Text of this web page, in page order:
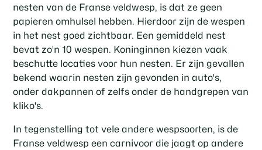
nesten van de Franse veldwesp, is dat ze geen
papieren omhulsel hebben. Hierdoor zijn de wespen
in het nest goed zichtbaar. Een gemiddeld nest
bevat zo'n 10 wespen. Koninginnen kiezen vaak
beschutte locaties voor hun nesten. Er zijn gevallen
bekend waarin nesten zijn gevonden in auto's,
onder dakpannen of zelfs onder de handgrepen van
kliko's.
In tegenstelling tot vele andere wespsoorten, is de
Franse veldwesp een carnivoor die jaagt op andere